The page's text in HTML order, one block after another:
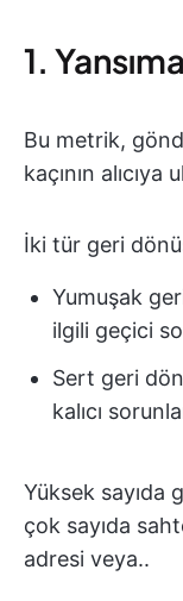
1.
Bu metrik,
kaçının alıcıya
İki tür geri
Yumuşak
ilgili geçici
Sert geri
kalıcı
Yüksek sayıda
çok sayıda
adresi veya..